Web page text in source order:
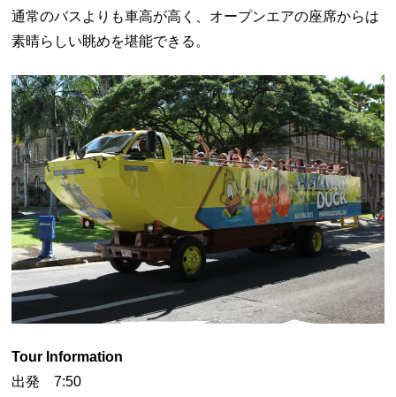
通常のバスよりも車高が高く、オープンエアの座席からは
素晴らしい眺めを堪能できる。
Tour Information
出発 7:50